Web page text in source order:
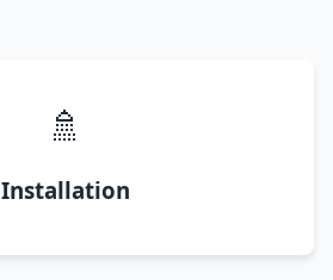
🚿
Installation